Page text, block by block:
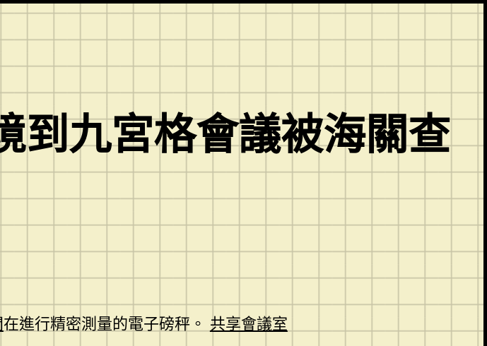
到九宮格會議被海關查
在進行精密測量的電子磅秤。 共享會議室